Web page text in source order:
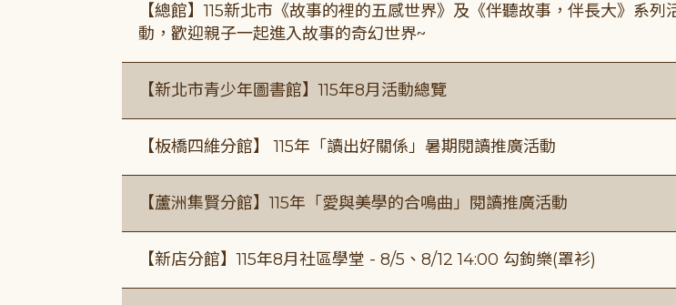
【總館】115新北市《故事的裡的五感世界》及《伴聽故事，伴長大》系列
動，歡迎親子一起進入故事的奇幻世界~
【新北市青少年圖書館】115年8月活動總覽
【板橋四維分館】 115年「讀出好關係」暑期閱讀推廣活動
【蘆洲集賢分館】115年「愛與美學的合鳴曲」閱讀推廣活動
【新店分館】115年8月社區學堂 - 8/5、8/12 14:00 勾鉤樂(罩衫)